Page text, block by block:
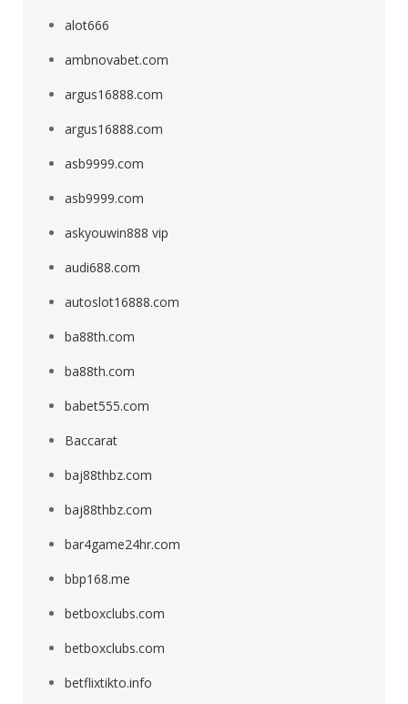
alot666
ambnovabet.com
argus16888.com
argus16888.com
asb9999.com
asb9999.com
askyouwin888 vip
audi688.com
autoslot16888.com
ba88th.com
ba88th.com
babet555.com
Baccarat
baj88thbz.com
baj88thbz.com
bar4game24hr.com
bbp168.me
betboxclubs.com
betboxclubs.com
betflixtikto.info